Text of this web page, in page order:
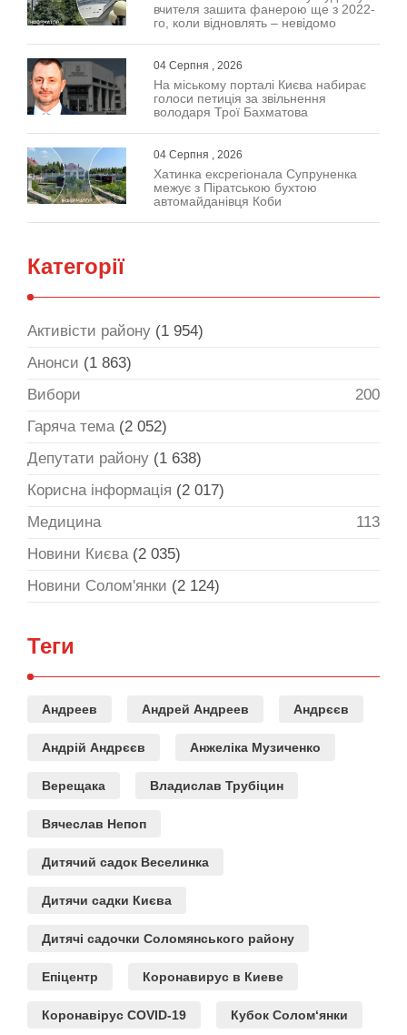
вчителя зашита фанерою ще з 2022-
го, коли відновлять – невідомо
04 Серпня , 2026
На міському порталі Києва набирає
голоси петиція за звільнення
володаря Трої Бахматова
04 Серпня , 2026
Хатинка ексрегіонала Супруненка
межує з Піратською бухтою
автомайданівця Коби
Категорії
Активісти району (1 954)
Анонси (1 863)
Вибори
200
Гаряча тема(2 052)
Депутати району (1 638)
Корисна інформація (2 017)
Медицина
113
Новини Києва(2 035)
Новини Солом'янки (2 124)
Теги
Андреев Андрей Андреев Андрєєв
Андрій Андрєєв Анжеліка Музиченко
Верещака Владислав Трубіцин
Вячеслав Непоп
Дитячий садок Веселинка
Дитячи садки Києва
Дитячі садочки Соломянського району
Епіцентр Коронавирус в Киеве
Коронавірус COVID-19 Кубок Солом‘янки